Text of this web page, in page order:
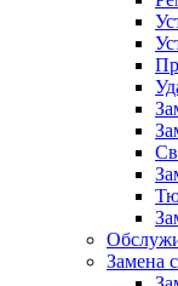
Замена